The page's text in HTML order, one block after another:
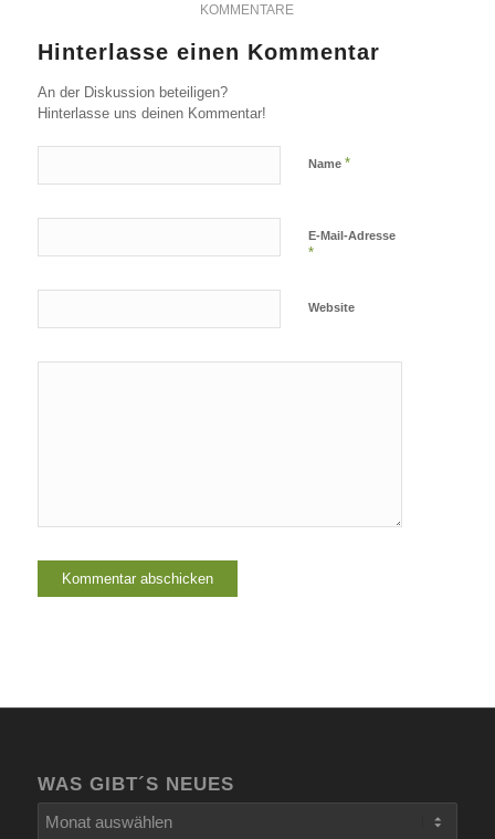
KOMMENTARE
Hinterlasse einen Kommentar
An der Diskussion beteiligen?
Hinterlasse uns deinen Kommentar!
Name *
E-Mail-Adresse
*
Website
WAS GIBT´S NEUES